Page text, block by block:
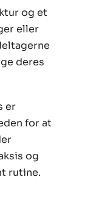
og et
eller
deres
er
for at
og
rutine.